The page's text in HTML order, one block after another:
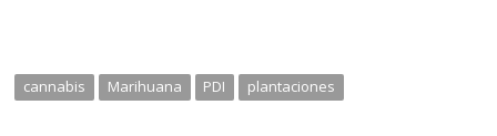
cannabis Marihuana PDI plantaciones